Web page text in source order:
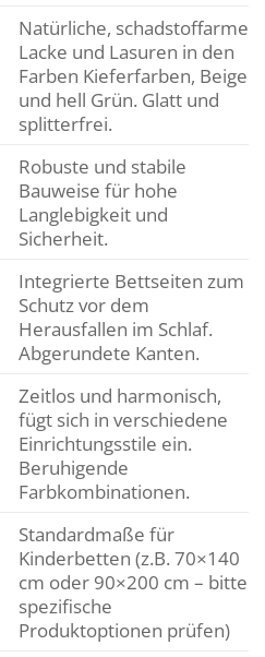
Natürliche, schadstoffarme
Lacke und Lasuren in den
Farben Kieferfarben, Beige
und hell Grün. Glatt und
splitterfrei.
Robuste und stabile
Bauweise für hohe
Langlebigkeit und
Sicherheit.
Integrierte Bettseiten zum
Schutz vor dem
Herausfallen im Schlaf.
Abgerundete Kanten.
Zeitlos und harmonisch,
fügt sich in verschiedene
Einrichtungsstile ein.
Beruhigende
Farbkombinationen.
Standardmaße für
Kinderbetten (z.B. 70×140
cm oder 90×200 cm – bitte
spezifische
Produktoptionen prüfen)